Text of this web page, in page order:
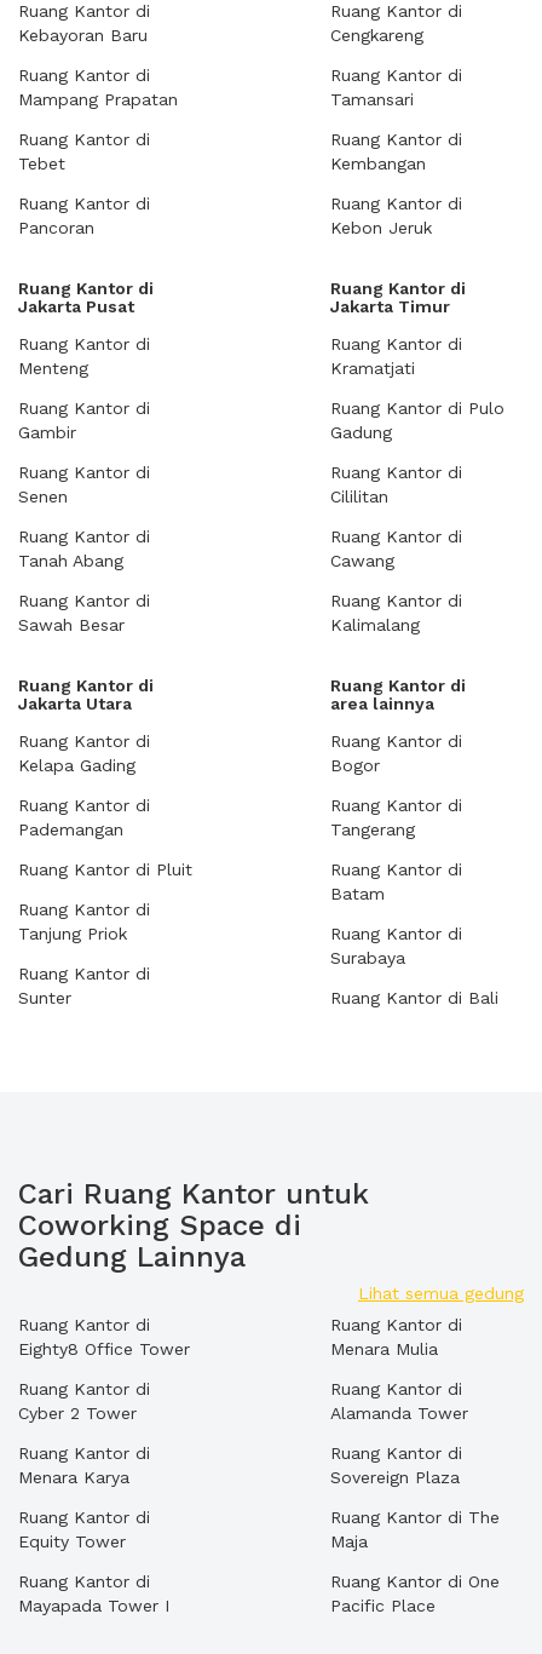
Ruang Kantor di
Kebayoran Baru
Ruang Kantor di
Mampang Prapatan
Ruang Kantor di
Tebet
Ruang Kantor di
Pancoran
Ruang Kantor di
Cengkareng
Ruang Kantor di
Tamansari
Ruang Kantor di
Kembangan
Ruang Kantor di
Kebon Jeruk
Ruang Kantor di
Jakarta Pusat
Ruang Kantor di
Menteng
Ruang Kantor di
Gambir
Ruang Kantor di
Senen
Ruang Kantor di
Tanah Abang
Ruang Kantor di
Sawah Besar
Ruang Kantor di
Jakarta Timur
Ruang Kantor di
Kramatjati
Ruang Kantor di Pulo
Gadung
Ruang Kantor di
Cililitan
Ruang Kantor di
Cawang
Ruang Kantor di
Kalimalang
Ruang Kantor di
Jakarta Utara
Ruang Kantor di
Kelapa Gading
Ruang Kantor di
Pademangan
Ruang Kantor di Pluit
Ruang Kantor di
Tanjung Priok
Ruang Kantor di
Sunter
Ruang Kantor di
area lainnya
Ruang Kantor di
Bogor
Ruang Kantor di
Tangerang
Ruang Kantor di
Batam
Ruang Kantor di
Surabaya
Ruang Kantor di Bali
Cari Ruang Kantor untuk
Coworking Space di
Gedung Lainnya
Lihat semua gedung
Ruang Kantor di
Eighty8 Office Tower
Ruang Kantor di
Cyber 2 Tower
Ruang Kantor di
Menara Karya
Ruang Kantor di
Equity Tower
Ruang Kantor di
Mayapada Tower I
Ruang Kantor di
Menara Mulia
Ruang Kantor di
Alamanda Tower
Ruang Kantor di
Sovereign Plaza
Ruang Kantor di The
Maja
Ruang Kantor di One
Pacific Place